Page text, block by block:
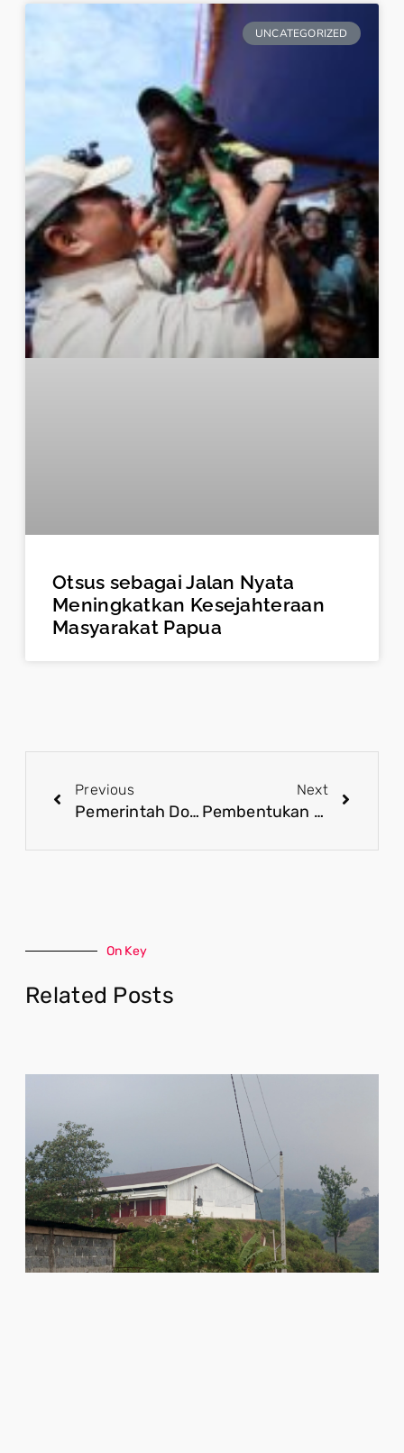
UNCATEGORIZED
Otsus sebagai Jalan Nyata
Meningkatkan Kesejahteraan
Masyarakat Papua
Previous
Pemerintah Dorong Kolaborasi Sektor Publik dan Swasta dalam Pemerataan Ekonomi
Next
Pembentukan BPI Danantara Himpun Kekuatan Besar dalam Pemerataan Ekonomi Nasional
On Key
Related Posts